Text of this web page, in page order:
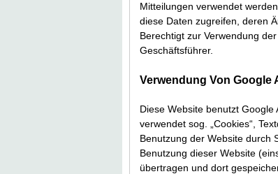
Mitteilungen verwendet
diese Daten zugreifen, deren
Berechtigt zur Verwendung
Geschäftsführer.
Verwendung Von Google
Diese Website benutzt Google
verwendet sog. „Cookies“,
Benutzung der Website durch
Benutzung dieser Website
übertragen und dort